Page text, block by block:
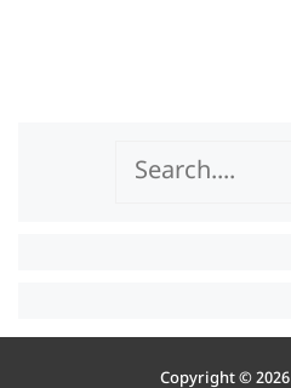
Copyright © 2026